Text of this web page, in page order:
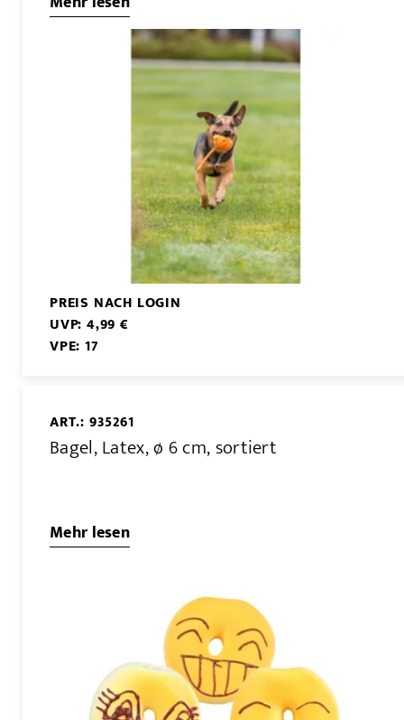
PREIS NACH LOGIN
UVP: 4,99 €
VPE: 17
ART.: 935261
Bagel, Latex, ø 6 cm, sortiert
Mehr lesen